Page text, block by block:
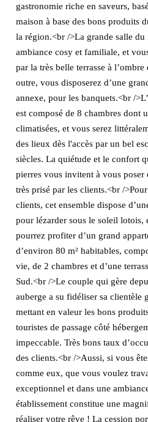
gastronomie riche en saveurs,
maison à base des bons produits
la région.<br />La grande salle du
ambiance cosy et familiale, et
par la très belle terrasse à
outre, vous disposerez d’une
annexe, pour les banquets.<br /
est composé de 8 chambres dont
climatisées, et vous serez
des lieux dès l'accès par un bel
siècles. La quiétude et le confort
pierres vous invitent à vous
très prisé par les clients.<br /
clients, cet ensemble dispose
pour lézarder sous le soleil lotois,
pourrez profiter d’un grand
d’environ 80 m² habitables,
vie, de 2 chambres et d’une
Sud.<br />Le couple qui gère
auberge a su fidéliser sa clientèle
mettant en valeur les bons
touristes de passage côté
impeccable. Très bons taux
des clients.<br />Aussi, si vous
comme eux, que vous voulez
exceptionnel et dans une
établissement constitue une
réaliser votre rêve ! La cession